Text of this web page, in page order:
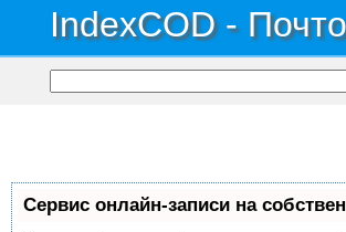
IndexCOD -
Сервис онлайн-записи на